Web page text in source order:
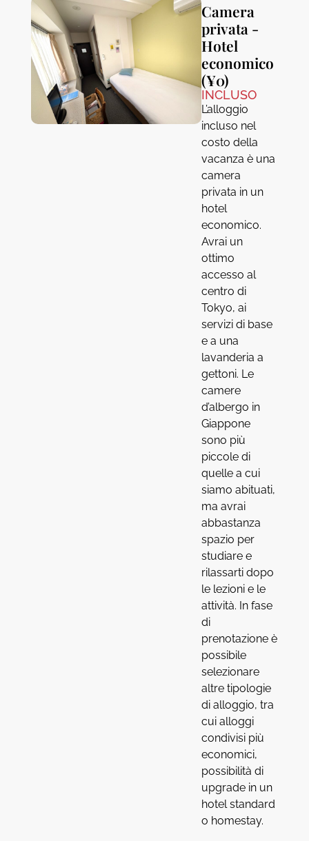
Camera
privata -
Hotel
economico
(¥0)
INCLUSO
L’alloggio
incluso nel
costo della
vacanza è una
camera
privata in un
hotel
economico.
Avrai un
ottimo
accesso al
centro di
Tokyo, ai
servizi di base
e a una
lavanderia a
gettoni. Le
camere
d’albergo in
Giappone
sono più
piccole di
quelle a cui
siamo abituati,
ma avrai
abbastanza
spazio per
studiare e
rilassarti dopo
le lezioni e le
attività. In fase
di
prenotazione è
possibile
selezionare
altre tipologie
di alloggio, tra
cui alloggi
condivisi più
economici,
possibilità di
upgrade in un
hotel standard
o homestay.